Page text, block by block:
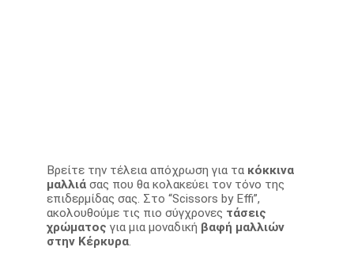
Βρείτε την τέλεια απόχρωση για τα κόκκινα
μαλλιά σας που θα κολακεύει τον τόνο της
επιδερμίδας σας. Στο “Scissors by Effi”,
ακολουθούμε τις πιο σύγχρονες τάσεις
χρώματος για μια μοναδική βαφή μαλλιών
στην Κέρκυρα